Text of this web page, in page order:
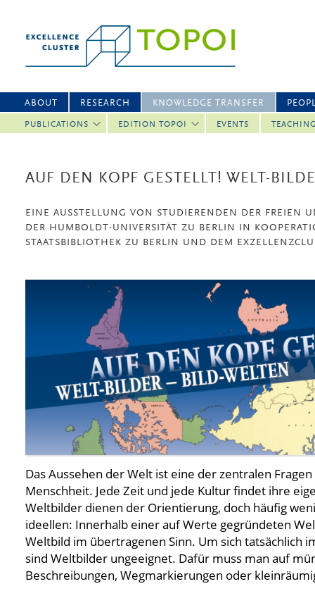
ABOUT RESEARCH KNOWLEDGE TRANSFER
PUBLICATIONS EDITION TOPOI EVENTS
AUF DEN KOPF GESTELLT! WELT-
EINE AUSSTELLUNG VON STUDIERENDEN DER FREIEN
DER HUMBOLDT-UNIVERSITÄT ZU BERLIN IN
STAATSBIBLIOTHEK ZU BERLIN UND DEM
Das Aussehen der Welt ist eine der zentralen
Menschheit. Jede Zeit und jede Kultur findet ihre
Weltbilder dienen der Orientierung, doch häufig
ideellen: Innerhalb einer auf Werte gegründeten
Weltbild im übertragenen Sinn. Um sich tatsächlich
sind Weltbilder ungeeignet. Dafür muss man auf
Beschreibungen, Wegmarkierungen oder